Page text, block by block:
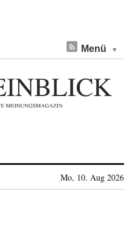
Menü
Mo, 10. Aug 2026